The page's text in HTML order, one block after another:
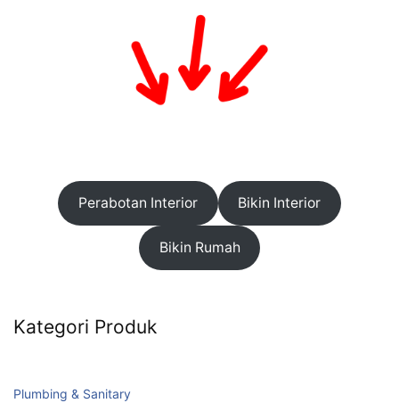
Perabotan Interior Bikin Interior
Bikin Rumah
Kategori Produk
Plumbing & Sanitary